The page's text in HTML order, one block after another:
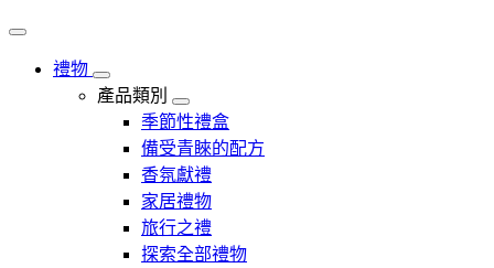
禮物
產品類別
季節性禮盒
備受青睞的配方
香氛獻禮
家居禮物
旅行之禮
探索全部禮物